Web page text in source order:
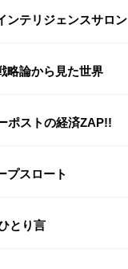
ンテリジェンスサロン
略論から見た世界
ポストの経済ZAP!!
プスロート
とり言